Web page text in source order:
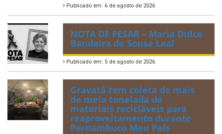
Publicado em: 6 de agosto de 2026
NOTA DE PESAR – Maria Dulce
Bandeira de Sousa Leal
Publicado em: 5 de agosto de 2026
Gravatá tem coleta de mais
de meia tonelada de
materiais recicláveis para
reaproveitamento durante
Pernambuco Meu País